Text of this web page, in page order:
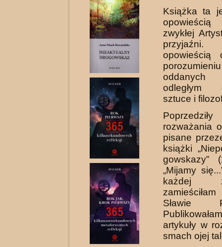
Książka ta
zwykłej
opowieścią
odległym
sztuce i
rozważania
pisane
książki
gowskazy”
„Mijamy
każdej
Sławie
artykuły w
smach ojej